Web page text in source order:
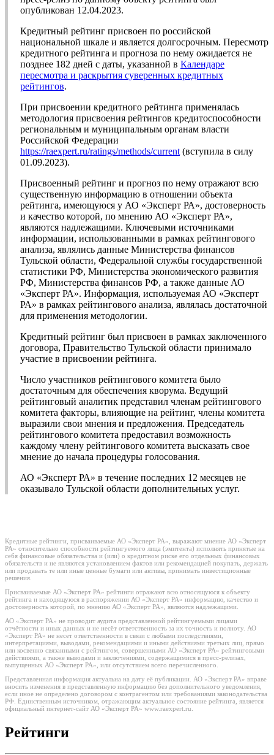
опубликован 12.04.2023.
Кредитный рейтинг присвоен по российской
национальной шкале и является долгосрочным. Пересмотр
кредитного рейтинга и прогноза по нему ожидается не
позднее 182 дней с даты, указанной в Календаре
пересмотра и раскрытия суверенных кредитных
рейтингов.
При присвоении кредитного рейтинга применялась
методология присвоения рейтингов кредитоспособности
региональным и муниципальным органам власти
Российской Федерации
https://raexpert.ru/ratings/methods/current (вступила в силу
01.09.2023).
Присвоенный рейтинг и прогноз по нему отражают всю
существенную информацию в отношении объекта
рейтинга, имеющуюся у АО «Эксперт РА», достоверность
и качество которой, по мнению АО «Эксперт РА»,
являются надлежащими. Ключевыми источниками
информации, использованными в рамках рейтингового
анализа, являлись данные Министерства финансов
Тульской области, Федеральной службы государственной
статистики РФ, Министерства экономического развития
РФ, Министерства финансов РФ, а также данные АО
«Эксперт РА». Информация, используемая АО «Эксперт
РА» в рамках рейтингового анализа, являлась достаточной
для применения методологии.
Кредитный рейтинг был присвоен в рамках заключенного
договора, Правительство Тульской области принимало
участие в присвоении рейтинга.
Число участников рейтингового комитета было
достаточным для обеспечения кворума. Ведущий
рейтинговый аналитик представил членам рейтингового
комитета факторы, влияющие на рейтинг, члены комитета
выразили свои мнения и предложения. Председатель
рейтингового комитета предоставил возможность
каждому члену рейтингового комитета высказать свое
мнение до начала процедуры голосования.
АО «Эксперт РА» в течение последних 12 месяцев не
оказывало Тульской области дополнительных услуг.
Кредитные рейтинги, присваиваемые АО «Эксперт РА», выражают мнение АО «Эксперт
РА» относительно способности рейтингуемого лица (эмитента) исполнять принятые на
себя финансовые обязательства и (или) о кредитном риске его отдельных финансовых
обязательств и не являются установлением фактов или рекомендацией покупать, держать
или продавать те или иные ценные бумаги или активы, принимать инвестиционные
решения.
Присваиваемые АО «Эксперт РА» рейтинги отражают всю относящуюся к объекту
рейтинга и находящуюся в распоряжении АО «Эксперт РА» информацию, качество и
достоверность которой, по мнению АО «Эксперт РА», являются надлежащими.
АО «Эксперт РА» не проводит аудита представленной рейтингуемыми лицами
отчётности и иных данных и не несёт ответственность за их точность и полноту. АО
«Эксперт РА» не несет ответственности в связи с любыми последствиями,
интерпретациями, выводами, рекомендациями и иными действиями третьих лиц, прямо
или косвенно связанными с рейтингом, совершенными АО «Эксперт РА» рейтинговыми
действиями, а также выводами и заключениями, содержащимися в пресс-релизах,
выпущенных АО «Эксперт РА», или отсутствием всего перечисленного.
Представленная информация актуальна на дату её публикации. АО «Эксперт РА» вправе
вносить изменения в представленную информацию без дополнительного уведомления,
если иное не определено договором с контрагентом или требованиями законодательства
РФ. Единственным источником, отражающим актуальное состояние рейтинга, является
официальный интернет-сайт АО «Эксперт РА» www.raexpert.ru.
Рейтинги